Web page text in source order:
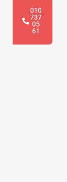
010
737
05
61